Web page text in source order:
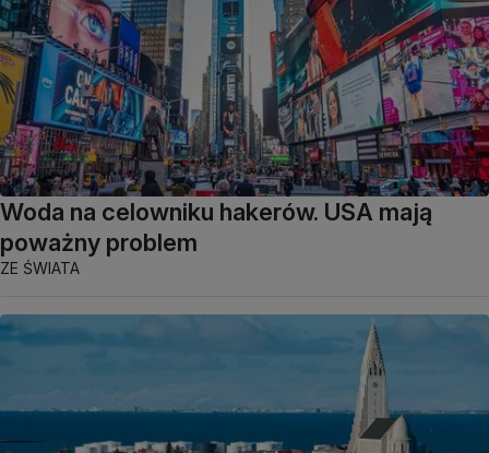
Woda na celowniku hakerów. USA mają
poważny problem
ZE ŚWIATA